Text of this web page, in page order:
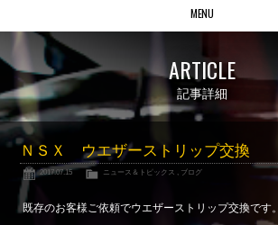
MENU
Stock list
在庫情報
Contract
ご成約情報
About NSX
NSXについて
Reflesh Plan
整備・修理・
ARTICLE
記事詳細
ＮＳＸ ウエザーストリップ交換
2017.07.15 ニュース＆トピックス , ブログ
既存のお客様ご依頼でウエザーストリップ交換です。